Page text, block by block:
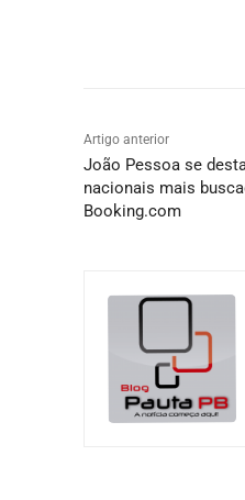
Artigo anterior
João Pessoa se
nacionais mais
Booking.com